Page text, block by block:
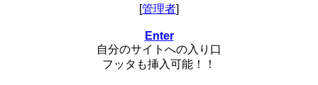
[管理者]
Enter
自分のサイトへの入り口
フッタも挿入可能！！